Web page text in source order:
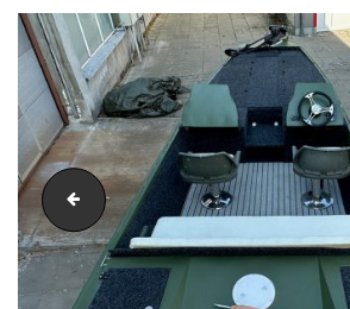
IMG_5487